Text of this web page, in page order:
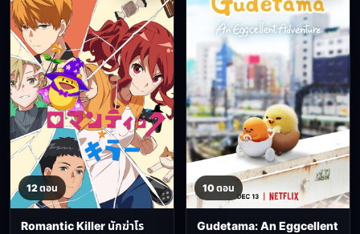
12 ตอน
Romantic Killer นักฆ่าโร
10 ตอน
Gudetama: An Eggcellent